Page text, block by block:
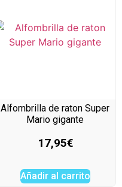
Alfombrilla de raton Super
Mario gigante
17,95€
Añadir al carrito